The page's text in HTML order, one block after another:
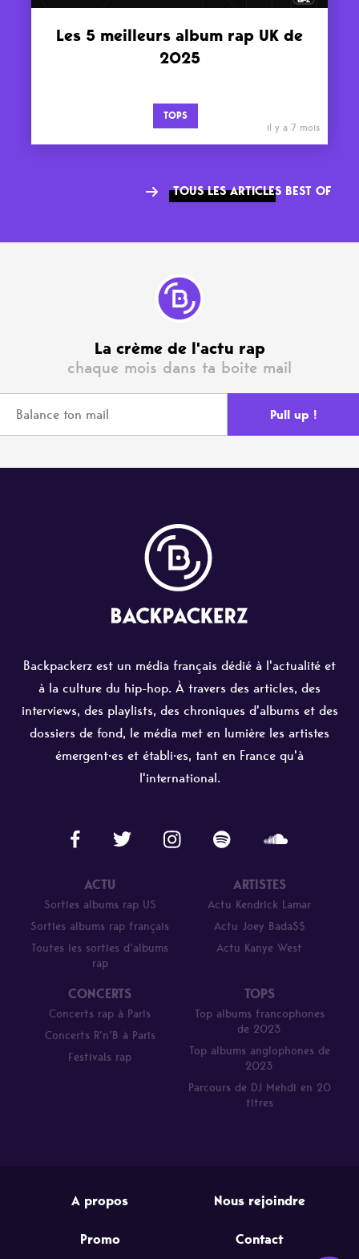
Les 5 meilleurs album rap UK de
2025
TOPS
il y a 7 mois
TOUS LES ARTICLES BEST OF
La crème de l'actu rap
chaque mois dans ta boite mail
Backpackerz est un média français dédié à l'actualité et
à la culture du hip-hop. À travers des articles, des
interviews, des playlists, des chroniques d'albums et des
dossiers de fond, le média met en lumière les artistes
émergent·es et établi·es, tant en France qu'à
l'international.
ACTU
Sorties albums rap US
Sorties albums rap français
Toutes les sorties d’albums
rap
ARTISTES
Actu Kendrick Lamar
Actu Joey Bada$$
Actu Kanye West
CONCERTS
Concerts rap à Paris
Concerts R’n’B à Paris
Festivals rap
TOPS
Top albums francophones
de 2023
Top albums anglophones de
2023
Parcours de DJ Mehdi en 20
titres
A propos Nous rejoindre
Promo Contact